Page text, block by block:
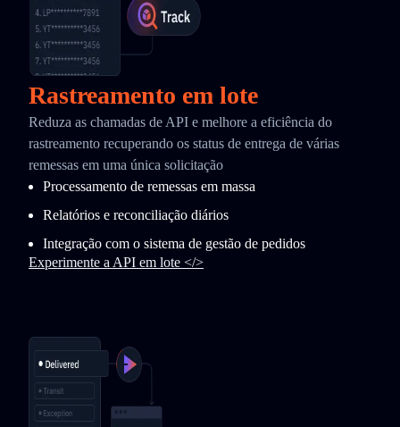
Rastreamento em lote
Reduza as chamadas de API e melhore a eficiência do
rastreamento recuperando os status de entrega de várias
remessas em uma única solicitação
Processamento de remessas em massa
Relatórios e reconciliação diários
Integração com o sistema de gestão de pedidos
Experimente a API em lote </>